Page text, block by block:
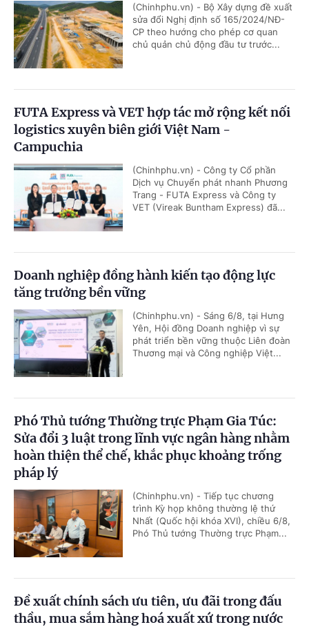
(Chinhphu.vn) - Bộ Xây dựng đề xuất
sửa đổi Nghị định số 165/2024/NĐ-
CP theo hướng cho phép cơ quan
chủ quản chủ động đầu tư trước...
FUTA Express và VET hợp tác mở rộng kết nối
logistics xuyên biên giới Việt Nam -
Campuchia
(Chinhphu.vn) - Công ty Cổ phần
Dịch vụ Chuyển phát nhanh Phương
Trang - FUTA Express và Công ty
VET (Vireak Buntham Express) đã...
Doanh nghiệp đồng hành kiến tạo động lực
tăng trưởng bền vững
(Chinhphu.vn) - Sáng 6/8, tại Hưng
Yên, Hội đồng Doanh nghiệp vì sự
phát triển bền vững thuộc Liên đoàn
Thương mại và Công nghiệp Việt...
Phó Thủ tướng Thường trực Phạm Gia Túc:
Sửa đổi 3 luật trong lĩnh vực ngân hàng nhằm
hoàn thiện thể chế, khắc phục khoảng trống
pháp lý
(Chinhphu.vn) - Tiếp tục chương
trình Kỳ họp không thường lệ thứ
Nhất (Quốc hội khóa XVI), chiều 6/8,
Phó Thủ tướng Thường trực Phạm...
Đề xuất chính sách ưu tiên, ưu đãi trong đấu
thầu, mua sắm hàng hoá xuất xứ trong nước